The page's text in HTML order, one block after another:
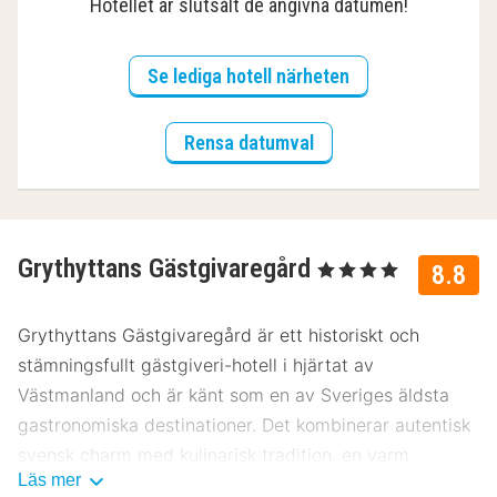
Hotellet är slutsålt de angivna datumen!
Se lediga hotell närheten
Rensa datumval
8.8
Grythyttans Gästgivaregård , 4 Stjärnor
Grythyttans Gästgivaregård är ett historiskt och
stämningsfullt gästgiveri-hotell i hjärtat av
Västmanland och är känt som en av Sveriges äldsta
gastronomiska destinationer. Det kombinerar autentisk
svensk charm med kulinarisk tradition, en varm
atmosfär och ett lugnt läge i en pittoresk by. Perfekt
Läs mer